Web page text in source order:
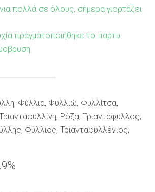
πολλά σε όλους, σήμερα γιορτάζει
πραγματοποιήθηκε το παρτυ
Φύλλια, Φυλλιώ, Φυλλίτσα,
Ρόζα, Τριαντάφυλλος,
Φύλλιος, Τριανταφυλλένιος,